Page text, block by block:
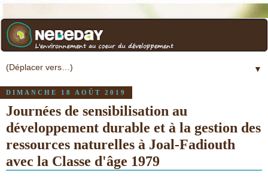
▼
DIMANCHE 18 AOÛT 2019
Journées de sensibilisation au
développement durable et à la gestion des
ressources naturelles à Joal-Fadiouth
avec la Classe d'âge 1979